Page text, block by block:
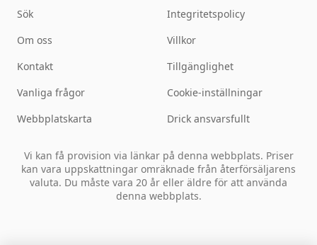
Sök
Om oss
Kontakt
Vanliga frågor
Webbplatskarta
Integritetspolicy
Villkor
Tillgänglighet
Cookie-inställningar
Drick ansvarsfullt
Vi kan få provision via länkar på denna webbplats. Priser
kan vara uppskattningar omräknade från återförsäljarens
valuta. Du måste vara 20 år eller äldre för att använda
denna webbplats.